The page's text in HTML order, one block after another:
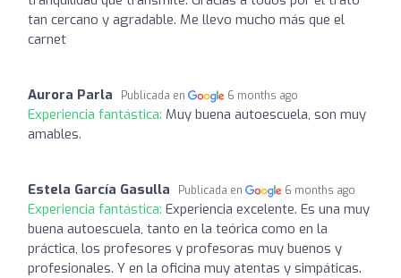
tan cercano y agradable. Me llevo mucho más que el
carnet
Aurora Parla Publicada en 6 months ago
Experiencia fantástica: Muy buena autoescuela, son muy
amables.
Estela García Gasulla Publicada en 6 months ago
Experiencia fantástica: Experiencia excelente. Es una muy
buena autoescuela, tanto en la teórica como en la
práctica, los profesores y profesoras muy buenos y
profesionales. Y en la oficina muy atentas y simpáticas.